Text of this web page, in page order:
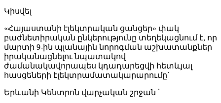
Կիսվել
«Հայաստանի էլեկտրական ցանցեր» փակ
բաժնետիրական ընկերությունը տեղեկացնում է, որ
մարտի 9-ին պլանային նորոգման աշխատանքներ
իրականացնելու նպատակով
ժամանակավորապես կդադարեցվի հետևյալ
հասցեների էլեկտրամատակարարումը`
Երևանի Կենտրոն վարչական շրջան ՝